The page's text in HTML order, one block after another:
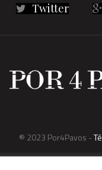
Twitter
® 2023 Por4Pavos -